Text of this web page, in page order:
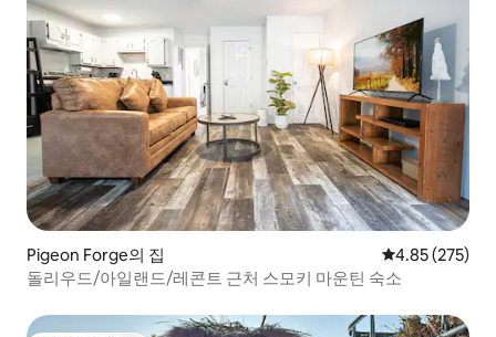
Pigeon Forge의 집 평점 4.85점(5
4.85 (275)
돌리우드/아일랜드/레콘트 근처 스모키 마운틴 숙소